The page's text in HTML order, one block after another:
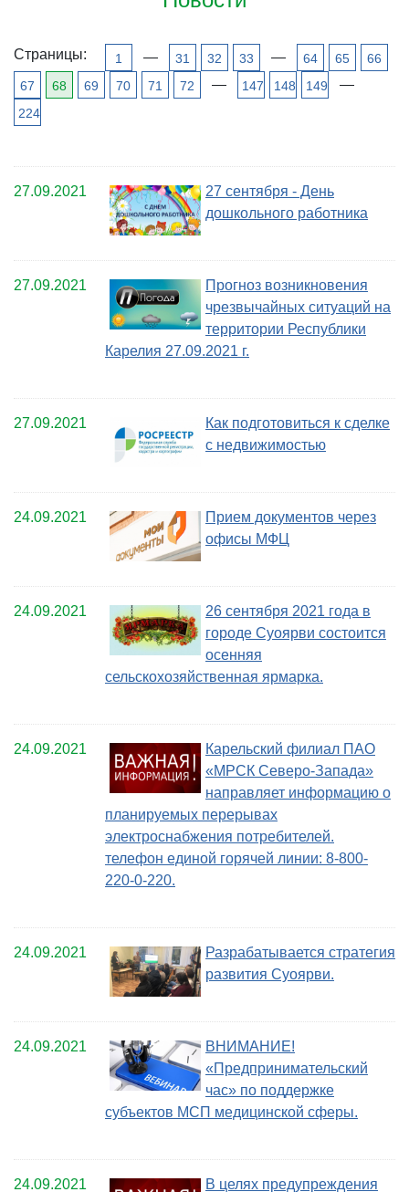
Страницы: 1 — 31 32 33 — 64 65
66
67
68 69 70 71 72 — 147 148 149 —
224
27.09.2021
27 сентября - День
дошкольного работника
27.09.2021
Прогноз возникновения
чрезвычайных ситуаций на
территории Республики
Карелия 27.09.2021 г.
27.09.2021
Как подготовиться к сделке
с недвижимостью
24.09.2021
Прием документов через
офисы МФЦ
24.09.2021
26 сентября 2021 года в
городе Суоярви состоится
осенняя
сельскохозяйственная ярмарка.
24.09.2021
Карельский филиал ПАО
«МРСК Северо-Запада»
направляет информацию о
планируемых перерывах
электроснабжения потребителей.
телефон единой горячей линии: 8-800-
220-0-220.
24.09.2021
Разрабатывается стратегия
развития Суоярви.
24.09.2021
ВНИМАНИЕ!
«Предпринимательский
час» по поддержке
субъектов МСП медицинской сферы.
24.09.2021 В целях предупреждения